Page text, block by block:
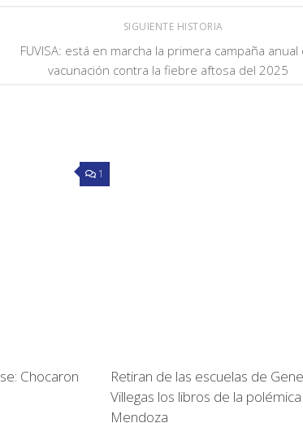
SIGUIENTE HISTORIA
FUVISA: está en marcha la primera campaña anual
vacunación contra la fiebre aftosa del 2025
1
Chocaron
Retiran de las escuelas de
Villegas los libros de la
Mendoza